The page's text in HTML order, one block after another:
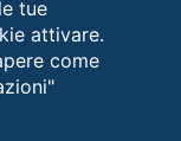
tue
attivare.
come
89/91 •